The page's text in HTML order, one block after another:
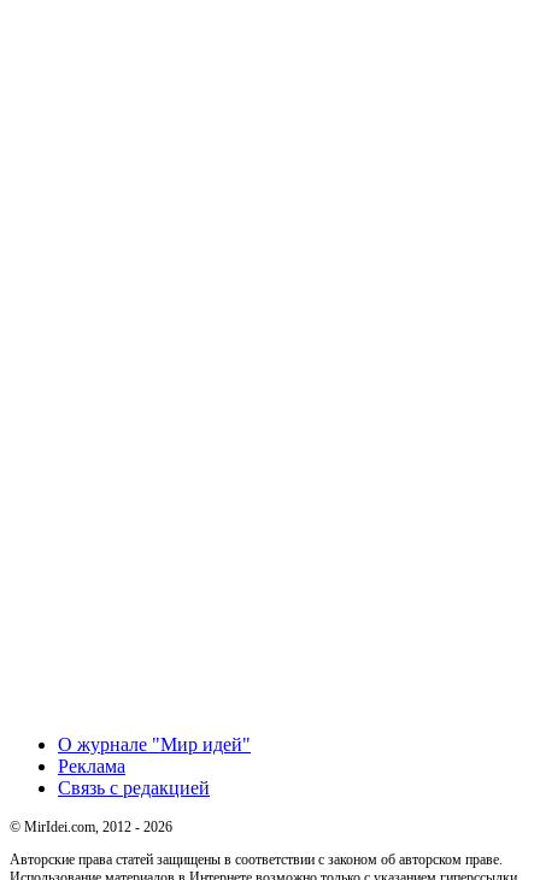
О журнале "Мир идей"
Реклама
Связь с редакцией
© MirIdei.com, 2012 - 2026
Авторские права статей защищены в соответствии с законом об авторском праве.